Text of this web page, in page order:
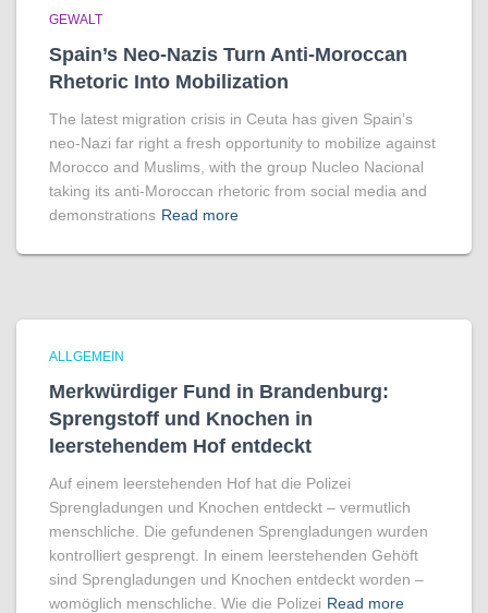
GEWALT
Spain’s Neo-Nazis Turn Anti-Moroccan
Rhetoric Into Mobilization
The latest migration crisis in Ceuta has given Spain’s
neo-Nazi far right a fresh opportunity to mobilize against
Morocco and Muslims, with the group Nucleo Nacional
taking its anti-Moroccan rhetoric from social media and
demonstrations Read more
ALLGEMEIN
Merkwürdiger Fund in Brandenburg:
Sprengstoff und Knochen in
leerstehendem Hof entdeckt
Auf einem leerstehenden Hof hat die Polizei
Sprengladungen und Knochen entdeckt – vermutlich
menschliche. Die gefundenen Sprengladungen wurden
kontrolliert gesprengt. In einem leerstehenden Gehöft
sind Sprengladungen und Knochen entdeckt worden –
womöglich menschliche. Wie die Polizei Read more